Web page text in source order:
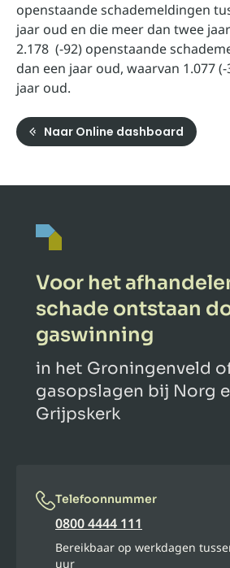
openstaande schademeldingen
jaar oud en die meer dan twee
2.178 (-92) openstaande
dan een jaar oud, waarvan 1.077
jaar oud.
Naar Online dashboard
Voor het
schade ontstaan
gaswinning
in het Groningenveld
gasopslagen bij Norg
Grijpskerk
Telefoonnummer
0800 4444 111
Bereikbaar op werkdagen
uur